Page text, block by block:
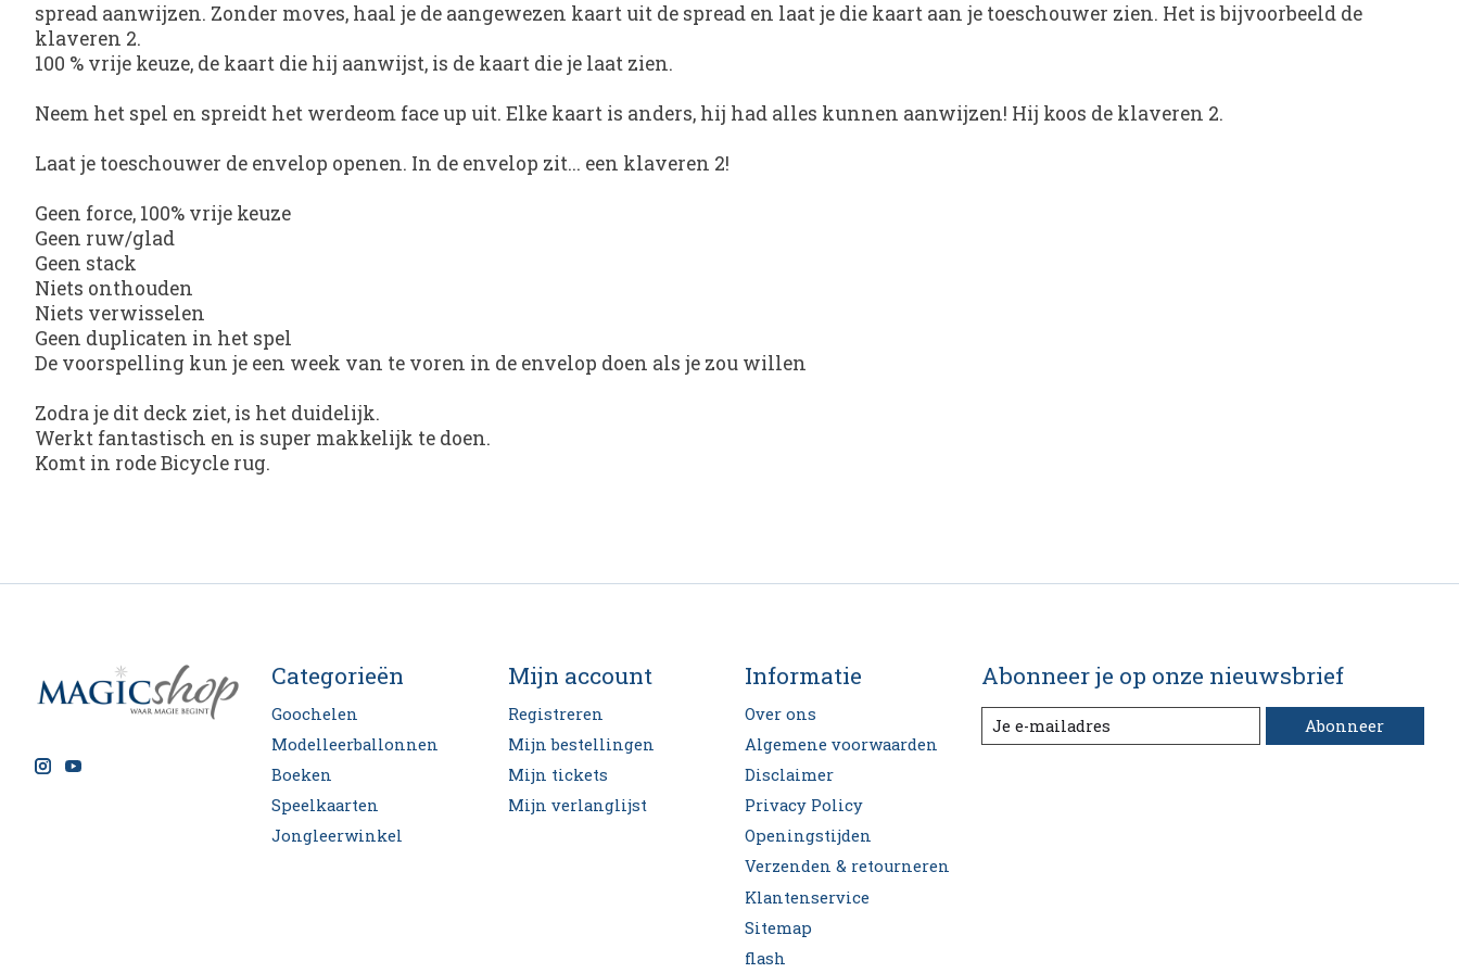
spread aanwijzen. Zonder moves, haal je de aangewezen kaart uit de spread en laat je die kaart aan je toeschouwer zien. Het is bijvoorbeeld de
klaveren 2.
100 % vrije keuze, de kaart die hij aanwijst, is de kaart die je laat zien.
Neem het spel en spreidt het werdeom face up uit. Elke kaart is anders, hij had alles kunnen aanwijzen! Hij koos de klaveren 2.
Laat je toeschouwer de envelop openen. In de envelop zit... een klaveren 2!
Geen force, 100% vrije keuze
Geen ruw/glad
Geen stack
Niets onthouden
Niets verwisselen
Geen duplicaten in het spel
De voorspelling kun je een week van te voren in de envelop doen als je zou willen
Zodra je dit deck ziet, is het duidelijk.
Werkt fantastisch en is super makkelijk te doen.
Komt in rode Bicycle rug.
Categorieën
Goochelen
Modelleerballonnen
Boeken
Speelkaarten
Jongleerwinkel
Mijn account
Registreren
Mijn bestellingen
Mijn tickets
Mijn verlanglijst
Informatie
Over ons
Algemene voorwaarden
Disclaimer
Privacy Policy
Openingstijden
Verzenden & retourneren
Klantenservice
Sitemap
flash
Abonneer je op onze nieuwsbrief
Abonneer